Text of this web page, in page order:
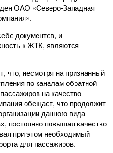
ОАО «Северо-Западная
документов, и
к ЖТК, являются
что, несмотря на признанный
по каналам обратной
на качество
обещаст, что продолжит
данного вида
постоянно повышая качество
при этом необходимый
для пассажиров.